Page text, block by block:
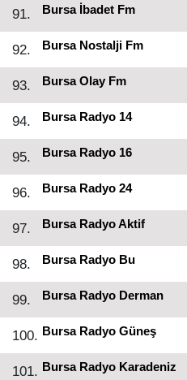
91. Bursa İbadet Fm
92. Bursa Nostalji Fm
93. Bursa Olay Fm
94. Bursa Radyo 14
95. Bursa Radyo 16
96. Bursa Radyo 24
97. Bursa Radyo Aktif
98. Bursa Radyo Bu
99. Bursa Radyo Derman
100. Bursa Radyo Güneş
101. Bursa Radyo Karadeniz